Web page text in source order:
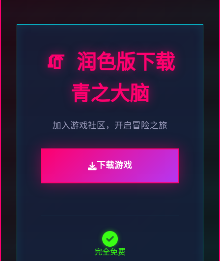
🧯 润色版下载
青之大脑
加入游戏社区，开启冒险之旅
下载游戏
完全免费